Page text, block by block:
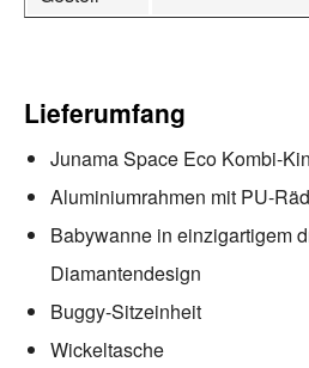
Lieferumfang
Junama Space Eco Kombi-
Aluminiumrahmen mit PU-
Babywanne in einzigartigem
Diamantendesign
Buggy-Sitzeinheit
Wickeltasche